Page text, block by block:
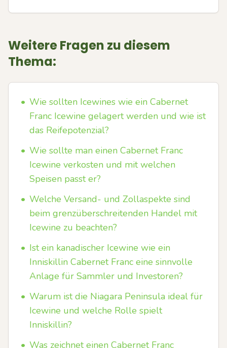
Weitere Fragen zu diesem
Thema:
• Wie sollten Icewines wie ein Cabernet
Franc Icewine gelagert werden und wie ist
das Reifepotenzial?
• Wie sollte man einen Cabernet Franc
Icewine verkosten und mit welchen
Speisen passt er?
• Welche Versand- und Zollaspekte sind
beim grenzüberschreitenden Handel mit
Icewine zu beachten?
• Ist ein kanadischer Icewine wie ein
Inniskillin Cabernet Franc eine sinnvolle
Anlage für Sammler und Investoren?
• Warum ist die Niagara Peninsula ideal für
Icewine und welche Rolle spielt
Inniskillin?
• Was zeichnet einen Cabernet Franc